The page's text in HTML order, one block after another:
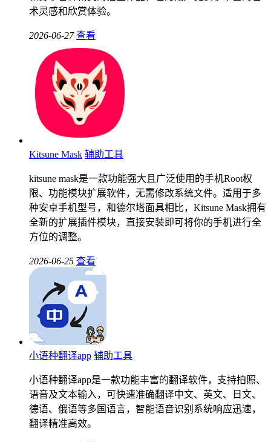
术灵感和欣赏体验。
2026-06-27 查看
Kitsune Mask 辅助工具
kitsune mask是一款功能强大且广泛使用的手机Root权
限、功能模块扩展软件，无需修改系统文件。适用于多
种安卓手机型号，和德尔塔面具相比，Kitsune Mask拥有
全新的扩展插件模块，直接安装即可将你的手机进行全
方位的调整。
2026-06-25 查看
小语种翻译app 辅助工具
小语种翻译app是一款功能丰富的翻译软件，支持拍照、
语音及文本输入，可快速准确翻译中文、英文、日文、
德语、俄语等多国语言，智能语音识别系统响应迅速，
翻译精准高效。